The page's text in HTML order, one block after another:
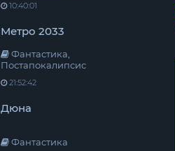
10:40:01
Метро 2033
Фантастика,
Постапокалипсис
21:52:42
Дюна
Фантастика